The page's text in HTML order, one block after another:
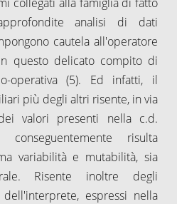
analisi di dati
cautela all'operatore
questo delicato compito di
operativa (5). Ed infatti, il
più degli altri risente, in via
valori presenti nella c.d.
risulta
variabilità e mutabilità, sia
Risente inoltre degli
espressi nella